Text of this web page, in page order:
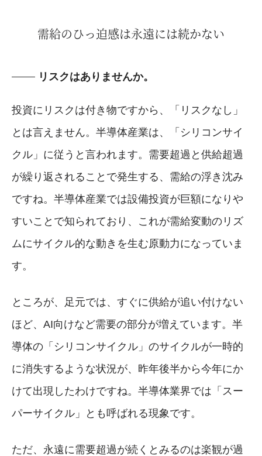
需給のひっ迫感は永遠には続かない
リスクはありませんか。
投資にリスクは付き物ですから、「リスクなし」
とは言えません。半導体産業は、「シリコンサイ
クル」に従うと言われます。需要超過と供給超過
が繰り返されることで発生する、需給の浮き沈み
ですね。半導体産業では設備投資が巨額になりや
すいことで知られており、これが需給変動のリズ
ムにサイクル的な動きを生む原動力になっていま
す。
ところが、足元では、すぐに供給が追い付けない
ほど、AI向けなど需要の部分が増えています。半
導体の「シリコンサイクル」のサイクルが一時的
に消失するような状況が、昨年後半から今年にか
けて出現したわけですね。半導体業界では「スー
パーサイクル」とも呼ばれる現象です。
ただ、永遠に需要超過が続くとみるのは楽観が過